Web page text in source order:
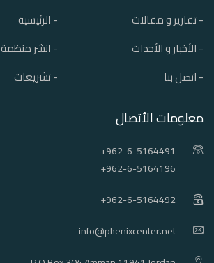
- الرئيسية
- تقارير و مقالات
- انشر منظمة
- الأخبار و الأحداث
- تشريعات
- اتصل بنا
معلومات الأتصال
+962-6-5164491
+962-6-5164196
+962-6-5164492
info@phenixcenter.net